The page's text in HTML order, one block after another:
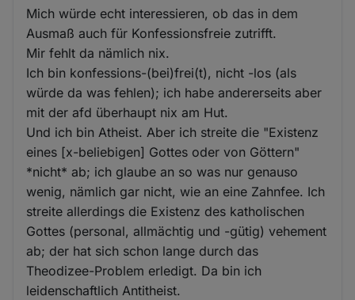
Mich würde echt interessieren, ob das in dem
Ausmaß auch für Konfessionsfreie zutrifft.
Mir fehlt da nämlich nix.
Ich bin konfessions-(bei)frei(t), nicht -los (als
würde da was fehlen); ich habe andererseits aber
mit der afd überhaupt nix am Hut.
Und ich bin Atheist. Aber ich streite die "Existenz
eines [x-beliebigen] Gottes oder von Göttern"
*nicht* ab; ich glaube an so was nur genauso
wenig, nämlich gar nicht, wie an eine Zahnfee. Ich
streite allerdings die Existenz des katholischen
Gottes (personal, allmächtig und -gütig) vehement
ab; der hat sich schon lange durch das
Theodizee-Problem erledigt. Da bin ich
leidenschaftlich Antitheist.